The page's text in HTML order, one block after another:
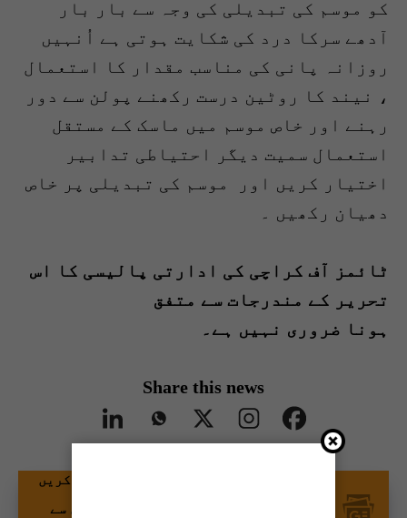
کو موسم کی تبدیلی کی وجہ سے بار بار
آدھے سرکا درد کی شکایت ہوتی ہے اُنہیں
روزانہ پانی کی مناسب مقدار کا استعمال
، نیند کا روٹین درست رکھنے پولن سے دور
رہنے اور خاص موسم میں ماسک کے مستقل
استعمال سمیت دیگر احتیاطی تدابیر
اختیار کریں اور موسم کی تبدیلی پر خاص
دھیان رکھیں ۔
ٹائمز آف کراچی کی ادارتی پالیسی کا اس
تحریر کے مندرجات سے متفق
ہونا ضروری نہیں ہے۔
Share this news
گوگل نیوز پر ٹائمز آف کراچی کو فالو کریں
اور اپنی پسندیدہ مواد کو زیادہ تیزی سے